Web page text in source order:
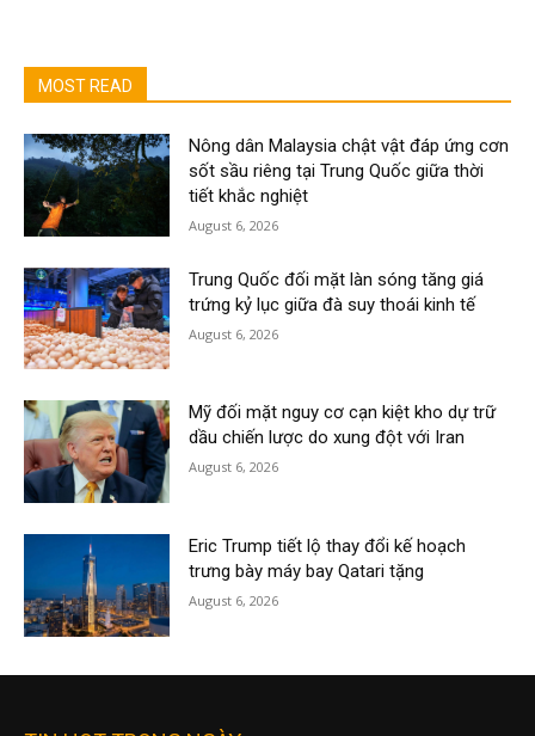
MOST READ
Nông dân Malaysia chật vật đáp ứng cơn
sốt sầu riêng tại Trung Quốc giữa thời
tiết khắc nghiệt
August 6, 2026
Trung Quốc đối mặt làn sóng tăng giá
trứng kỷ lục giữa đà suy thoái kinh tế
August 6, 2026
Mỹ đối mặt nguy cơ cạn kiệt kho dự trữ
dầu chiến lược do xung đột với Iran
August 6, 2026
Eric Trump tiết lộ thay đổi kế hoạch
trưng bày máy bay Qatari tặng
August 6, 2026